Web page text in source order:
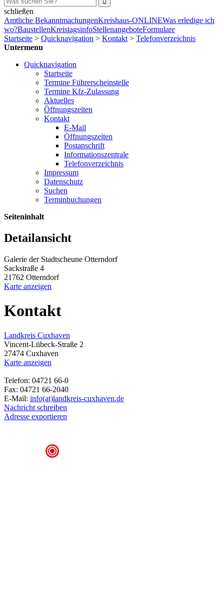
schließen
Amtliche BekanntmachungenKreishaus-ONLINEWas erledige ich
wo?BaustellenKreistagsinfoStellenangeboteFormulare
Startseite > Quicknavigation > Kontakt > Telefonverzeichnis
Untermenu
Quicknavigation
Startseite
Termine Führerscheinstelle
Termine Kfz-Zulassung
Aktuelles
Öffnungszeiten
Kontakt
E-Mail
Öffnungszeiten
Postanschrift
Informationszentrale
Telefonverzeichnis
Impressum
Datenschutz
Suchen
Terminbuchungen
Seiteninhalt
Detailansicht
Galerie der Stadtscheune Otterndorf
Sackstraße 4
21762 Otterndorf
Karte anzeigen
Kontakt
Landkreis Cuxhaven
Vincent-Lübeck-Straße 2
27474 Cuxhaven
Karte anzeigen
Telefon: 04721 66-0
Fax: 04721 66-2040
E-Mail: info(at)landkreis-cuxhaven.de
Nachricht schreiben
Adresse exportieren